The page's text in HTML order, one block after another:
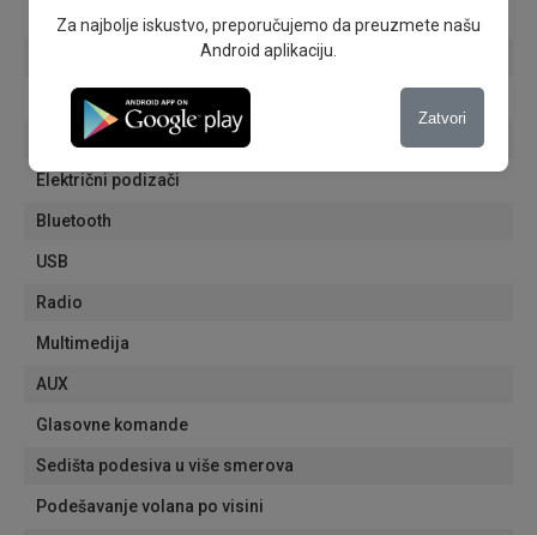
Grejači retrovizora
Automatski zatamnjivanje unutrašnjeg retrovizora
Tonirana stakla
Električni podizači
Bluetooth
USB
Radio
Multimedija
AUX
Glasovne komande
Sedišta podesiva u više smerova
Podešavanje volana po visini
Za najbolje iskustvo, preporučujemo da preuzmete našu
Android aplikaciju.
Zatvori